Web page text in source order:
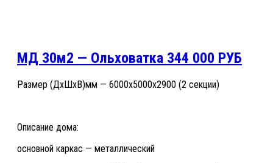
МД 30м2 — Ольховатка 344 000 РУБ
Размер (ДхШхВ)мм — 6000х5000х2900 (2 секции)
Описание дома:
основной каркас — металлический